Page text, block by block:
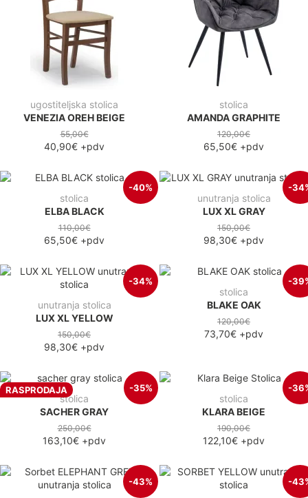
ugostiteljska stolica
VENEZIA OREH BEIGE
55,00€
40,90€ +pdv
stolica
AMANDA GRAPHITE
120,00€
65,50€ +pdv
-40%
stolica
ELBA BLACK
110,00€
65,50€ +pdv
-
unutranja stolica
LUX XL GRAY
150,00€
98,30€ +pdv
-34%
unutranja stolica
LUX XL YELLOW
150,00€
98,30€ +pdv
-
stolica
BLAKE OAK
120,00€
73,70€ +pdv
RASPRODAJA -35%
stolica
SACHER GRAY
250,00€
163,10€ +pdv
-
stolica
KLARA BEIGE
190,00€
122,10€ +pdv
-43% -